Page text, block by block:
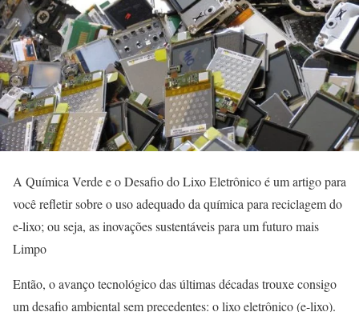
A Química Verde e o Desafio do Lixo Eletrônico é um artigo para
você refletir sobre o uso adequado da química para reciclagem do
e-lixo; ou seja, as inovações sustentáveis para um futuro mais
Limpo
Então, o avanço tecnológico das últimas décadas trouxe consigo
um desafio ambiental sem precedentes: o lixo eletrônico (e-lixo).